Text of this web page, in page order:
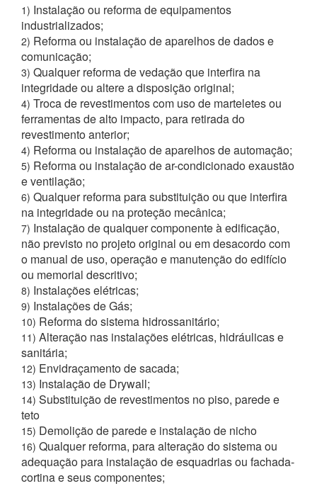
1) Instalação ou reforma de equipamentos
industrializados;
2) Reforma ou instalação de aparelhos de dados e
comunicação;
3) Qualquer reforma de vedação que interfira na
integridade ou altere a disposição original;
4) Troca de revestimentos com uso de marteletes ou
ferramentas de alto impacto, para retirada do
revestimento anterior;
4) Reforma ou instalação de aparelhos de automação;
5) Reforma ou instalação de ar-condicionado exaustão
e ventilação;
6) Qualquer reforma para substituição ou que interfira
na integridade ou na proteção mecânica;
7) Instalação de qualquer componente à edificação,
não previsto no projeto original ou em desacordo com
o manual de uso, operação e manutenção do edifício
ou memorial descritivo;
8) Instalações elétricas;
9) Instalações de Gás;
10) Reforma do sistema hidrossanitário;
11) Alteração nas instalações elétricas, hidráulicas e
sanitária;
12) Envidraçamento de sacada;
13) Instalação de Drywall;
14) Substituição de revestimentos no piso, parede e
teto
15) Demolição de parede e instalação de nicho
16) Qualquer reforma, para alteração do sistema ou
adequação para instalação de esquadrias ou fachada-
cortina e seus componentes;